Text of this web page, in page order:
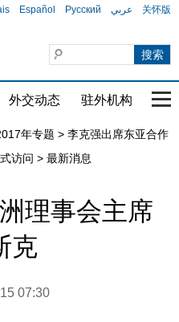
Español Русский عربي 关怀版
外交动态 驻外机构 国
年专题 > 李克强出席东亚合作
访问 > 最新消息
理事会主席
克
07:30